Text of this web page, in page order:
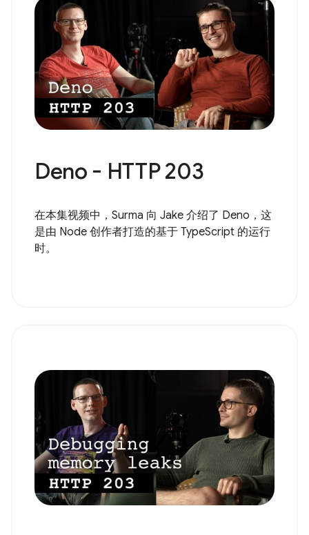
Deno - HTTP 203
在本集视频中，Surma 向 Jake 介绍了 Deno，这
是由 Node 创作者打造的基于 TypeScript 的运行
时。